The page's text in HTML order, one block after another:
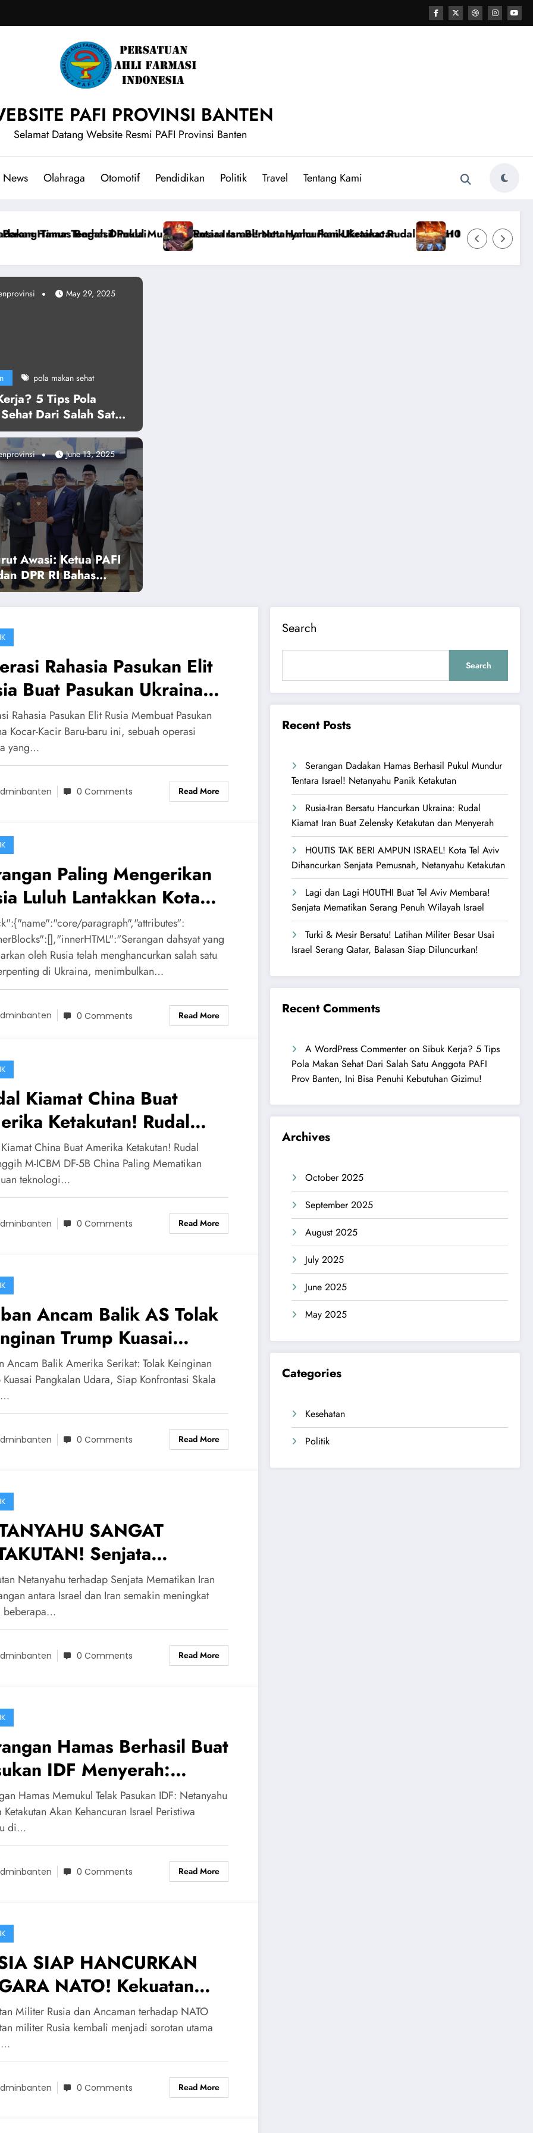
PAFI PROVINSI BANTEN
Selamat Datang Website Resmi PAFI Provinsi Banten
News Olahraga Otomotif Pendidikan Politik Travel Tentang Kami
Tentara Israel! Netanyahu Panik Ketakutan
Rusia-Iran Bersatu Hancurkan Ukraina: Rudal Kiamat Iran Buat Zelensky Ketakutan dan Menyerah
H0UTIS TAK BERI AMPUN ISRAEL! Kota Tel
pola makan sehat
5 Tips Pola
Dari Salah Satu
PAFI Prov Banten, Ini
Kebutuhan
May 29, 2025
Awasi: Ketua PAFI
DPR RI Bahas
APBD Banten Tahun
June 13, 2025
Rahasia Pasukan Elit
Buat Pasukan Ukraina
Kacir: Kemampuan FSB
Mematikan
Rahasia Pasukan Elit Rusia Membuat Pasukan
Kocar-Kacir Baru-baru ini, sebuah operasi
yang…
0 Comments Read More
Paling Mengerikan
Luluh Lantakkan Kota
Ukraina, Zelensky
paragraph","attributes":
dahsyat yang
oleh Rusia telah menghancurkan salah satu
di Ukraina, menimbulkan…
0 Comments Read More
Kiamat China Buat
Ketakutan! Rudal
M-ICBM DF-5B
Paling Mematikan
China Buat Amerika Ketakutan! Rudal
M-ICBM DF-5B China Paling Mematikan
teknologi…
0 Comments Read More
Ancam Balik AS Tolak
Trump Kuasai
Udara! Siap
Skala Penuh
Ancam Balik Amerika Serikat: Tolak Keinginan
Kuasai Pangkalan Udara, Siap Konfrontasi Skala
0 Comments Read More
SANGAT
Senjata
Iran yang Belum
Melawan Israel
Netanyahu terhadap Senjata Mematikan Iran
antara Israel dan Iran semakin meningkat
beberapa…
0 Comments Read More
Hamas Berhasil Buat
IDF Menyerah:
Ketakutan Israel
Hancur
Hamas Memukul Telak Pasukan IDF: Netanyahu
Ketakutan Akan Kehancuran Israel Peristiwa
di…
0 Comments Read More
SIAP HANCURKAN
NATO! Kekuatan
Rusia Sudah Tak
Didunia
Militer Rusia dan Ancaman terhadap NATO
militer Rusia kembali menjadi sorotan utama
0 Comments Read More
Search
Search
Recent Posts
Serangan Dadakan Hamas Berhasil Pukul Mundur
Tentara Israel! Netanyahu Panik Ketakutan
Rusia-Iran Bersatu Hancurkan Ukraina: Rudal
Kiamat Iran Buat Zelensky Ketakutan dan Menyerah
H0UTIS TAK BERI AMPUN ISRAEL! Kota Tel Aviv
Dihancurkan Senjata Pemusnah, Netanyahu Ketakutan
Lagi dan Lagi H0UTHI Buat Tel Aviv Membara!
Senjata Mematikan Serang Penuh Wilayah Israel
Turki & Mesir Bersatu! Latihan Militer Besar Usai
Israel Serang Qatar, Balasan Siap Diluncurkan!
Recent Comments
A WordPress CommenteronSibuk Kerja? 5 Tips
Pola Makan Sehat Dari Salah Satu Anggota PAFI
Prov Banten, Ini Bisa Penuhi Kebutuhan Gizimu!
Archives
October 2025
September 2025
August 2025
July 2025
June 2025
May 2025
Categories
Kesehatan
Politik